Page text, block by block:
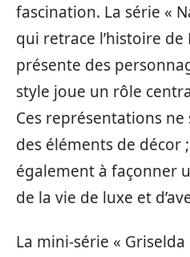
fascination. La série «
qui retrace l’histoire de
présente des
style joue un rôle
Ces représentations
des éléments de décor
également à façonner
de la vie de luxe et
La mini-série «